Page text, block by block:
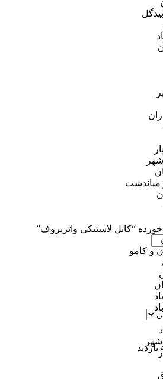
میاندشت
و کامو
“کابل لاستیکی واترپروف”